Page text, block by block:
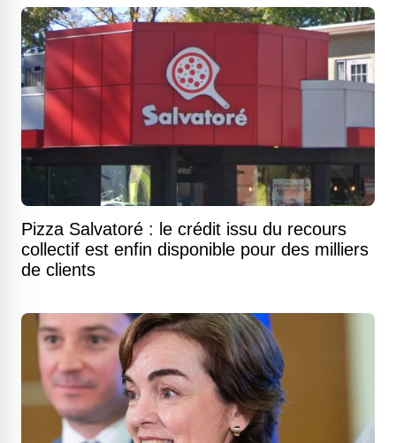
Pizza Salvatoré : le crédit issu du recours
collectif est enfin disponible pour des milliers
de clients